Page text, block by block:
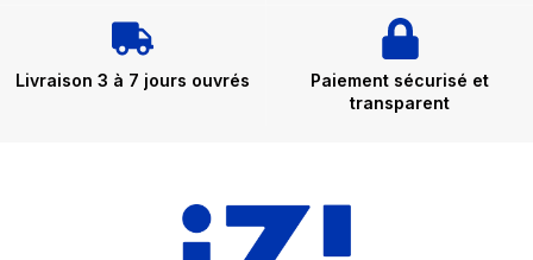
Livraison 3 à 7 jours ouvrés
Paiement sécurisé et
transparent